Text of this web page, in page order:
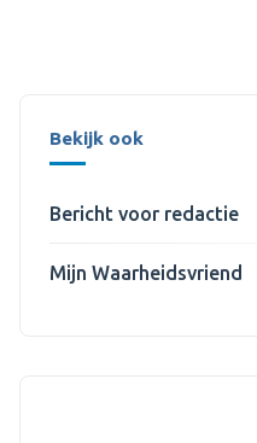
Bekijk ook
Bericht voor redactie
Mijn Waarheidsvriend